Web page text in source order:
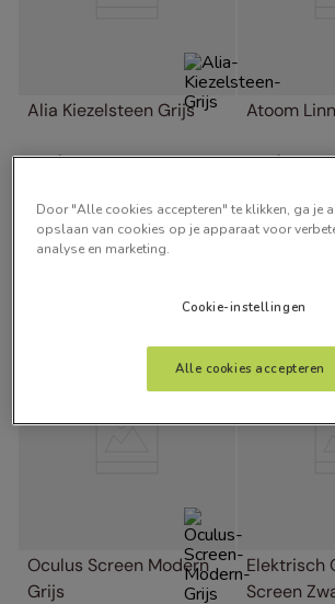
Alia Kiezelsteen Grijs
vanaf:
Gratis kleurstalen
Atoom
vanaf:
Oculus Screen Modern
Grijs
Elektrisch
Screen
Door "Alle cookies accepteren" te klikken, ga je
opslaan van cookies op je apparaat voor
analyse en marketing.
Cookie-instellingen
Alle cookies accepteren